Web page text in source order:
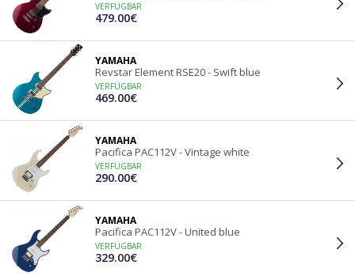
VERFÜGBAR
479.00€
YAMAHA
Revstar Element RSE20 - Swift blue
VERFÜGBAR
469.00€
YAMAHA
Pacifica PAC112V - Vintage white
VERFÜGBAR
290.00€
YAMAHA
Pacifica PAC112V - United blue
VERFÜGBAR
329.00€